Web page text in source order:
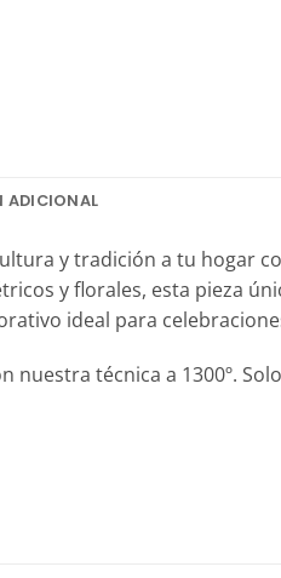
ADICIONAL
y tradición a tu hogar
y florales, esta pieza
ideal para
nuestra técnica a 1300º.